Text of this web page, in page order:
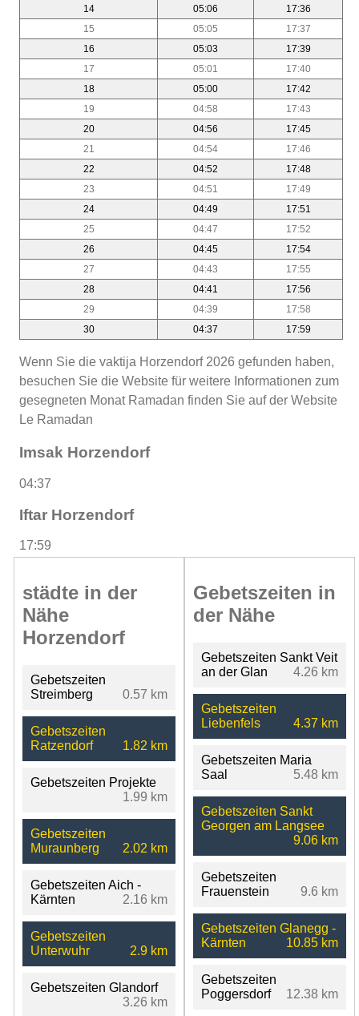
14
05:06
17:36
15
05:05
17:37
16
05:03
17:39
17
05:01
17:40
18
05:00
17:42
19
04:58
17:43
20
04:56
17:45
21
04:54
17:46
22
04:52
17:48
23
04:51
17:49
24
04:49
17:51
25
04:47
17:52
26
04:45
17:54
27
04:43
17:55
28
04:41
17:56
29
04:39
17:58
30
04:37 17:59
Wenn Sie die vaktija Horzendorf 2026 gefunden haben,
besuchen Sie die Website für weitere Informationen zum
gesegneten Monat Ramadan finden Sie auf der Website
Le Ramadan
Imsak Horzendorf
04:37
Iftar Horzendorf
17:59
städte in der
Nähe
Horzendorf
Gebetszeiten
Streimberg
0.57 km
Gebetszeiten
Ratzendorf
1.82 km
Gebetszeiten Projekte
1.99 km
Gebetszeiten
Muraunberg
2.02 km
Gebetszeiten Aich -
Kärnten
2.16 km
Gebetszeiten
Unterwuhr
2.9 km
Gebetszeiten Glandorf
3.26 km
Gebetszeiten in
der Nähe
Gebetszeiten Sankt Veit
an der Glan
4.26 km
Gebetszeiten
Liebenfels
4.37 km
Gebetszeiten Maria
Saal
5.48 km
Gebetszeiten Sankt
Georgen am Langsee
9.06 km
Gebetszeiten
Frauenstein
9.6 km
Gebetszeiten Glanegg -
Kärnten
10.85 km
Gebetszeiten
Poggersdorf
12.38 km